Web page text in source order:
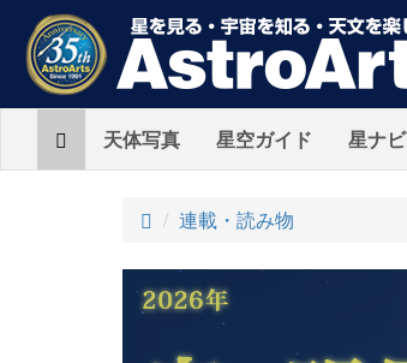
Home天体写真 星空ガイド 星ナビ
ト
プ
連載・読み物